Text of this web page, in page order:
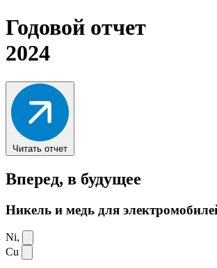
Годовой отчет
2024
Читать отчет
Вперед, в будущее
Никель и медь для
Ni,
Cu